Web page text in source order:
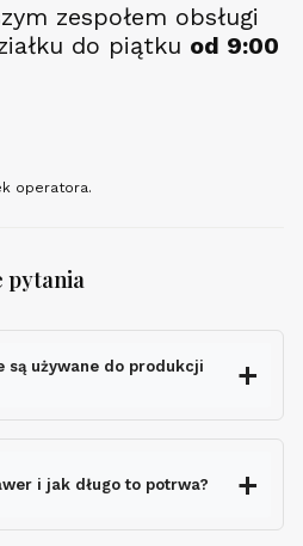
zespołem obsługi
do piątku od 9:00
operatora.
pytania
są używane do produkcji
i jak długo to potrwa?